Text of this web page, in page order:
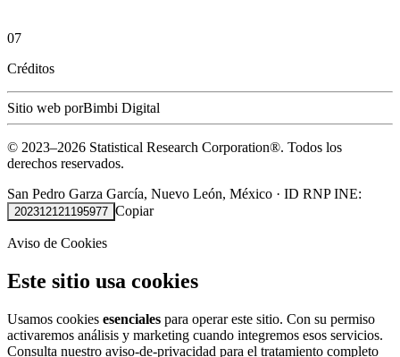
07
Créditos
Sitio web porBimbi Digital
© 2023–2026 Statistical Research Corporation®. Todos los
derechos reservados.
San Pedro Garza García, Nuevo León, México · ID RNP INE:
202312121195977 Copiar
Aviso de Cookies
Este sitio usa cookies
Usamos cookies esenciales para operar este sitio. Con su permiso
activaremos análisis y marketing cuando integremos esos servicios.
Consulta nuestro aviso-de-privacidad para el tratamiento completo